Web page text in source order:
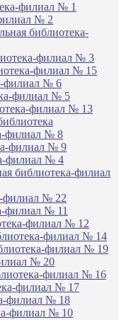
филиал № 1
№ 2
библиотека-
филиал № 3
филиал № 15
филиал № 6
филиал № 5
филиал № 13
филиал № 8
филиал № 9
филиал № 4
библиотека-филиал
филиал № 22
филиал № 11
филиал № 12
филиал № 14
филиал № 19
№ 20
филиал № 16
филиал № 17
филиал № 18
филиал № 10